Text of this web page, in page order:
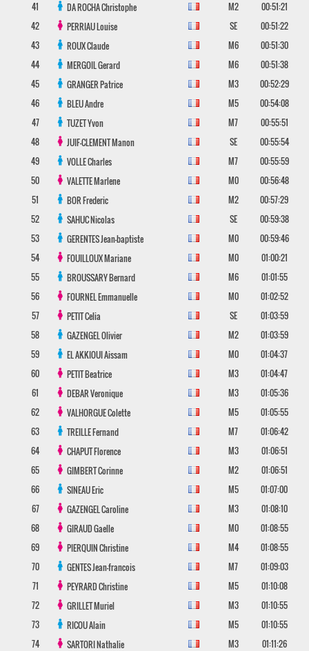
41
DA ROCHAChristophe M2
00:51:21
42
PERRIAULouise SE
00:51:22
43
ROUXClaude M6
00:51:30
44
MERGOILGerard M6
00:51:38
45
GRANGERPatrice M3
00:52:29
46
BLEUAndre M5
00:54:08
47
TUZETYvon M7
00:55:51
48
JUIF-CLEMENTManon SE
00:55:54
49
VOLLECharles M7
00:55:59
50
VALETTEMarlene M0
00:56:48
51
BORFrederic M2
00:57:29
52
SAHUCNicolas SE
00:59:38
53
GERENTESJean-baptiste M0
00:59:46
54
FOUILLOUXMariane M0
01:00:21
55
BROUSSARYBernard M6
01:01:55
56
FOURNELEmmanuelle M0
01:02:52
57
PETITCelia SE
01:03:59
58
GAZENGELOlivier M2
01:03:59
59
EL AKKIOUIAissam M0
01:04:37
60
PETITBeatrice M3
01:04:47
61
DEBARVeronique M3
01:05:36
62
VALHORGUEColette M5
01:05:55
63
TREILLEFernand M7
01:06:42
64
CHAPUTFlorence M3
01:06:51
65
GIMBERTCorinne M2
01:06:51
66
SINEAUEric M5
01:07:00
67
GAZENGELCaroline M3
01:08:10
68
GIRAUDGaelle M0
01:08:55
69
PIERQUINChristine M4
01:08:55
70
GENTESJean-francois M7
01:09:03
71
PEYRARDChristine M5
01:10:08
72
GRILLETMuriel M3
01:10:55
73
RICOUAlain M5
01:10:55
74
SARTORINathalie M3
01:11:26